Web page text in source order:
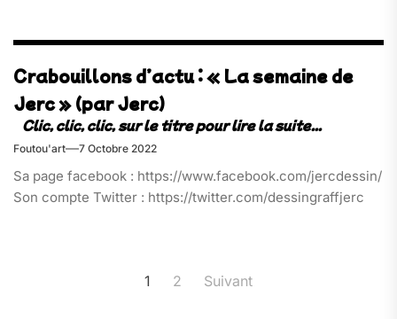
Crabouillons d’actu : « La semaine de
Jerc » (par Jerc)
Foutou'art 7 Octobre 2022
Sa page facebook : https://www.facebook.com/jercdessin/
Son compte Twitter : https://twitter.com/dessingraffjerc
1 2 Suivant